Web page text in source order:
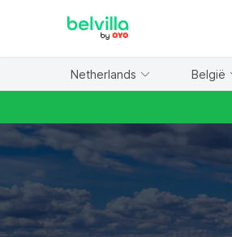
Netherlands België